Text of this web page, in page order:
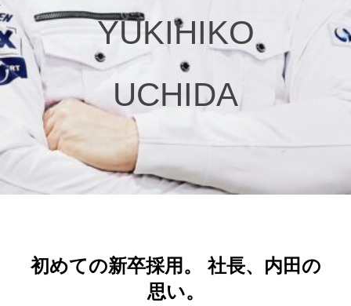
YUKIHIKO
UCHIDA
初めての新卒採用。 社長、内田の
思い。